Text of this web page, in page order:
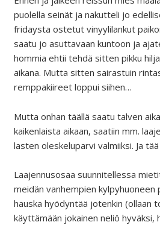
puolella seinät ja nakutteli jo
fridaysta ostetut vinyylilankut
saatu jo asuttavaan kuntoon ja
hommia ehtii tehdä sitten pikku
aikana. Mutta sitten sairastuin
remppakiireet loppui siihen…
Mutta onhan täällä saatu talven
kaikenlaista aikaan, saatiin mm.
lasten oleskeluparvi valmiiksi. Ja
Laajennusosaa suunnitellessa
meidän vanhempien kylpyhuoneen
hauska hyödyntää jotenkin (ollaan
käyttämään jokainen neliö hyväksi,